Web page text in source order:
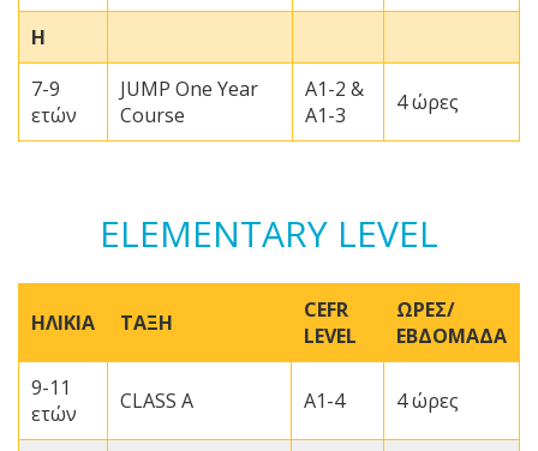
Η
7-9
ετών
JUMP One Year
Course
A1-2 &
A1-3
4 ώρες
ELEMENTARY LEVEL
ΗΛΙΚΙΑ ΤΑΞΗ
CEFR
LEVEL
ΩΡΕΣ/
ΕΒΔΟΜΑΔΑ
9-11
ετών
CLASS A A1-4 4 ώρες